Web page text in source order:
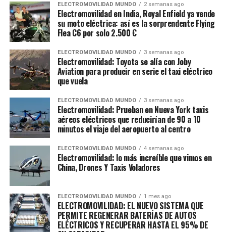
ELECTROMOVILIDAD MUNDO 2 semanas ago
Electromovilidad en India, Royal Enfield ya vende
su moto eléctrica: así es la sorprendente Flying
Flea C6 por solo 2.500 €
ELECTROMOVILIDAD MUNDO 3 semanas ago
Electromovilidad: Toyota se alía con Joby
Aviation para producir en serie el taxi eléctrico
que vuela
ELECTROMOVILIDAD MUNDO 3 semanas ago
Electromovilidad: Prueban en Nueva York taxis
aéreos eléctricos que reducirían de 90 a 10
minutos el viaje del aeropuerto al centro
ELECTROMOVILIDAD MUNDO 4 semanas ago
Electromovilidad: lo más increíble que vimos en
China, Drones Y Taxis Voladores
ELECTROMOVILIDAD MUNDO 1 mes ago
ELECTROMOVILIDAD: EL NUEVO SISTEMA QUE
PERMITE REGENERAR BATERÍAS DE AUTOS
ELÉCTRICOS Y RECUPERAR HASTA EL 95% DE